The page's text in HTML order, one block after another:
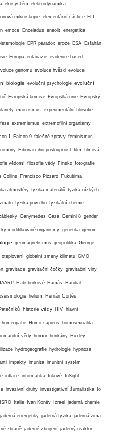
ekosystém elektrodynamika
mikroskopie elementární částice ELI
emoce Enceladus eneolit energetika
EPR paradox eroze ESA Esfahán
Europa eutanazie evidence based
genomu evoluce hvězd evoluce
biologie evoluční psychologie evoluční
Evropská komise Evropská unie Evropský
exorcismus experimentální filosofie
extremismus extremofilní organismy
1 Falcon 9 falešné zprávy feminismus
Fibonacciho posloupnost film filmová
vědomí filosofie vědy Finsko fotografie
Collins Francisco Pizzaro Fukušima
atmosféry fyzika materiálů fyzika nízkých
fyzika povrchů fyzikální chemie
Ganymedes Gaza Gemini 8 gender
modifikované organismy genetika genom
geomagnetismus geopolitika George
oteplování globální zmeny klimatu GMO
gravitace gravitační čočky gravitační vlny
Habsburkové Hamás Hanibal
helium Hernán Cortés
historie vědy HIV hlavní
homeopatie Homo sapiens homosexualita
vědy humor hurikány Huxley
hydrogeografie hydrologie hypnóza
impakty imunita imunitní systém
inflace informatika Inkové InSight
invazivní druhy investigativní žurnalistika Io
ISRO Itálie Ivan Koněv Izrael jaderná chemie
jaderná energetiky jaderná fyzika jaderná zima
zbraně jaderné zbrojení jaderný reaktor